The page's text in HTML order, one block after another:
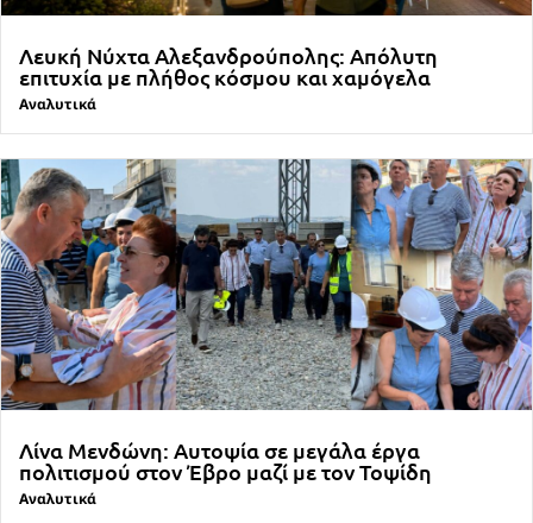
Λευκή Νύχτα Αλεξανδρούπολης: Απόλυτη
επιτυχία με πλήθος κόσμου και χαμόγελα
Αναλυτικά
Λίνα Μενδώνη: Αυτοψία σε μεγάλα έργα
πολιτισμού στον Έβρο μαζί με τον Τοψίδη
Αναλυτικά